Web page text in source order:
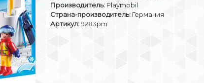
Производитель: Playmobil
Страна-производитель: Германия
Артикул:9283pm